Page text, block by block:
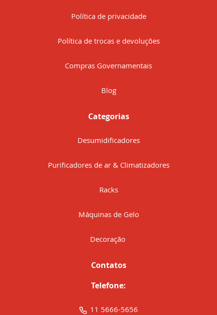
Política de privacidade
Política de trocas e devoluções
Compras Governamentais
Blog
Categorias
Desumidificadores
Purificadores de ar & Climatizadores
Racks
Máquinas de Gelo
Decoração
Contatos
Telefone:
11 5666-5656